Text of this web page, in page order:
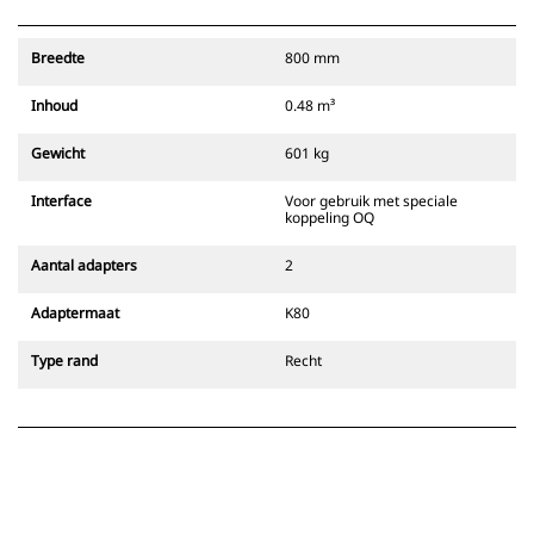
beveiligd zijn met akoestische en
secundaire vergrendeling van de
voor de machinist.
compatibel met graafmachines op
rupsbanden 311-352 en alle
ook koppelingen voor
Uitrustingsstukken die compatibel
koppelingssysteem maken gebruik
Breedte 800 mm
Inhoud 0.48 m³
Gewicht 601 kg
Interface
Voor gebruik met speciale
koppeling OQ
Aantal adapters 2
Adaptermaat K80
Type rand Recht